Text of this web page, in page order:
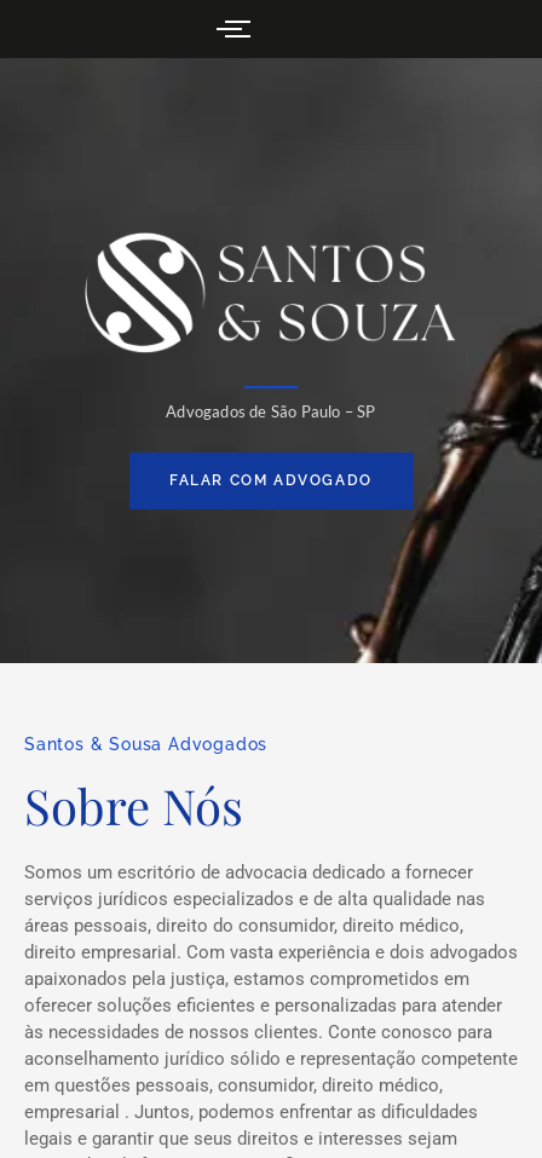
Advogados de São Paulo – SP
FALAR COM ADVOGADO
Santos & Sousa Advogados
Sobre Nós
Somos um escritório de advocacia dedicado a fornecer
serviços jurídicos especializados e de alta qualidade nas
áreas pessoais, direito do consumidor, direito médico,
direito empresarial. Com vasta experiência e dois advogados
apaixonados pela justiça, estamos comprometidos em
oferecer soluções eficientes e personalizadas para atender
às necessidades de nossos clientes. Conte conosco para
aconselhamento jurídico sólido e representação competente
em questões pessoais, consumidor, direito médico,
empresarial . Juntos, podemos enfrentar as dificuldades
legais e garantir que seus direitos e interesses sejam